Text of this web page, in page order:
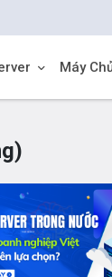
Máy